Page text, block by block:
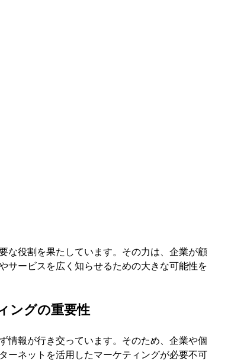
な役割を果たしています。その力は、企業が顧
サービスを広く知らせるための大きな可能性を
ングの重要性
情報が行き交っています。そのため、企業や個
ーネットを活用したマーケティングが必要不可